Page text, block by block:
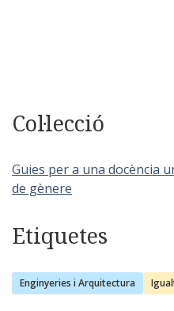
Col·lecció
Guies per a una docència
de gènere
Etiquetes
Enginyeries i Arquitectura